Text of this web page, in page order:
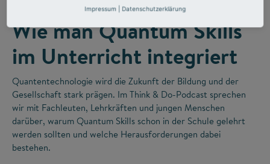
Wie man Quantum Skills
im Unterricht integriert
Quantentechnologie wird die Zukunft der Bildung und der
Gesellschaft stark prägen. Im Think & Do-Podcast sprechen
wir mit Fachleuten, Lehrkräften und jungen Menschen
darüber, warum Quantum Skills schon in der Schule gelehrt
werden sollten und welche Herausforderungen dabei
bestehen.
Impressum Datenschutzerklärung